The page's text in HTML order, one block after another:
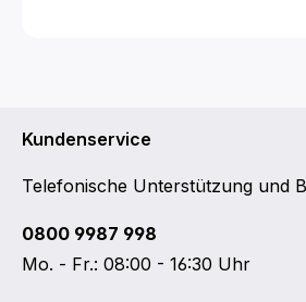
Kundenservice
Telefonische Unterstützung und
0800 9987 998
Mo. - Fr.: 08:00 - 16:30 Uhr